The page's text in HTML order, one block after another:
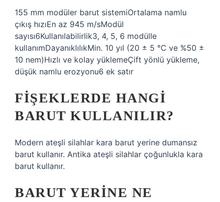
155 mm modüler barut sistemiOrtalama namlu
çıkış hızıEn az 945 m/sModül
sayısı6Kullanılabilirlik3, 4, 5, 6 modülle
kullanımDayanıklılıkMin. 10 yıl (20 ± 5 °C ve %50 ±
10 nem)Hızlı ve kolay yüklemeÇift yönlü yükleme,
düşük namlu erozyonu6 ek satır
FIŞEKLERDE HANGI
BARUT KULLANILIR?
Modern ateşli silahlar kara barut yerine dumansız
barut kullanır. Antika ateşli silahlar çoğunlukla kara
barut kullanır.
BARUT YERINE NE